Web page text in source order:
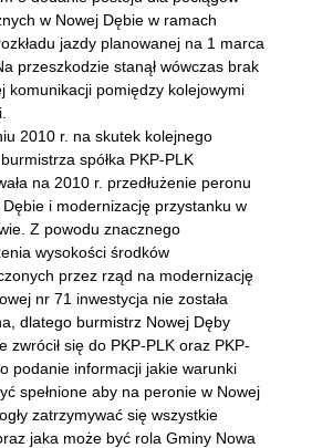
w Nowej Dębie w ramach
jazdy planowanej na 1 marca
przeszkodzie stanął wówczas brak
komunikacji pomiędzy kolejowymi
2010 r. na skutek kolejnego
spółka PKP-PLK
na 2010 r. przedłużenie peronu
i modernizację przystanku w
Z powodu znacznego
wysokości środków
przez rząd na modernizację
nr 71 inwestycja nie została
dlatego burmistrz Nowej Dęby
zwrócił się do PKP-PLK oraz PKP-
podanie informacji jakie warunki
spełnione aby na peronie w Nowej
zatrzymywać się wszystkie
jaka może być rola Gminy Nowa